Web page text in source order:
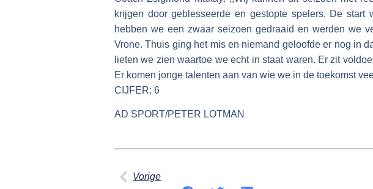
krijgen door geblesseerde en gestopte spelers. De
hebben we een zwaar seizoen gedraaid en werden we
Vrone. Thuis ging het mis en niemand geloofde er nog in
lieten we zien waartoe we echt in staat waren. Er zit
Er komen jonge talenten aan van wie we in de toekomst
CIJFER: 6
AD SPORT/PETER LOTMAN
Vorige